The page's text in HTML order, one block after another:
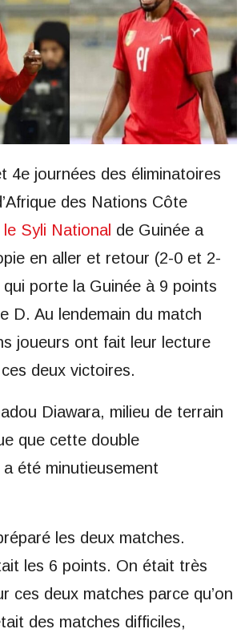
4e journées des éliminatoires
des Nations Côte
le Syli National de Guinée a
en aller et retour (2-0 et 2-
porte la Guinée à 9 points
D. Au lendemain du match
joueurs ont fait leur lecture
deux victoires.
Diawara, milieu de terrain
que cette double
été minutieusement
les deux matches.
les 6 points. On était très
ces deux matches parce qu’on
des matches difficiles,